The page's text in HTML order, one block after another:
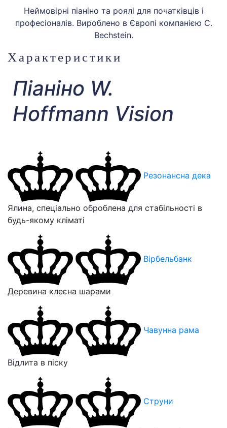
Неймовірні піаніно та роялі для початківців і
професіоналів. Вироблено в Європі компанією C.
Bechstein.
Характеристики
Піаніно W.
Hoffmann Vision
Резонансна дека
Ялина, спеціально оброблена для стабільності в
будь-якому кліматі
Вірбельбанк
Деревина клеєна шарами
Чавунна рама
Відлита в піску
Струни